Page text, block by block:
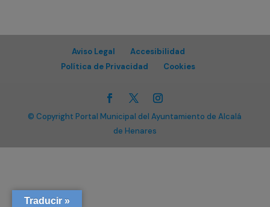
Aviso Legal
Accesibilidad
Política de Privacidad
Cookies
© Copyright Portal Municipal del Ayuntamiento de Alcalá
de Henares
Traducir »